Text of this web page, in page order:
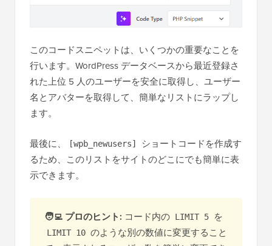
このコードスニペットは、いくつかの重要なことを
行います。WordPress データベースから最近登録さ
れた上位 5 人のユーザーを安全に取得し、ユーザー
名とアバターを取得して、簡単なリストにラップし
ます。
最後に、 [wpb_newusers]
ショートコードを作成す
るため、このリストをサイトのどこにでも簡単に表
示できます。
🧑‍💻 プロのヒント: コード内の LIMIT 5 を
LIMIT 10 のような別の数値に変更すること